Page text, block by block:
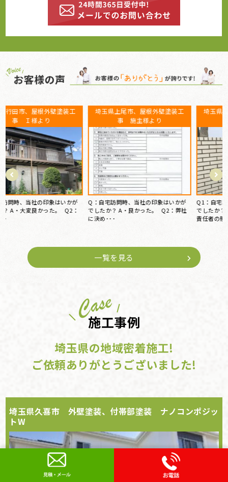
埼玉県上尾市、屋根外壁塗装工
事 施主様より
Q：自宅訪問時、当社の印象はいかが
でしたか？ A・良かった。 Q2：弊社
埼玉県上尾市、屋根外壁塗装工
事 三浦様より
Q1：自宅訪問時、当社の印象はいかが
でしたか？ A1・大変良かった。 A2・
一覧を見る
施工事例
埼玉県の地域密着施工!
ご依頼ありがとうございました!
埼玉県久喜市 外壁塗装、付帯部塗装 ナノコンポジッ
トW